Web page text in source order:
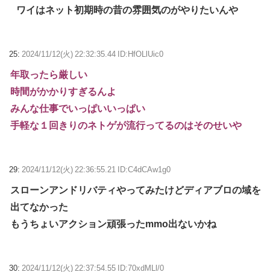
ワイはネット初期時の昔の雰囲気のがやりたいんや
25: 2024/11/12(火) 22:32:35.44 ID:HfOLlUic0
年取ったら厳しい
時間がかかりすぎるんよ
みんな仕事でいっぱいいっぱい
手軽な１回きりのネトゲが流行ってるのはそのせいや
29: 2024/11/12(火) 22:36:55.21 ID:C4dCAw1g0
スローンアンドリバティやってみたけどディアブロの域を
出てなかった
もうちょいアクション頑張ったmmo出ないかね
30: 2024/11/12(火) 22:37:54.55 ID:70xdMLl/0